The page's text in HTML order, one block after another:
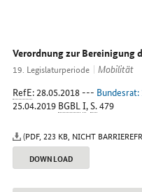
uns
Internet
Verordnung zur Bereinigung
19. Legislaturperiode
Mobilität
RefE: 28.05.2018 ---
25.04.2019 BGBL I,S.479
(PDF, 223 KB, NICHT
DOWNLOAD